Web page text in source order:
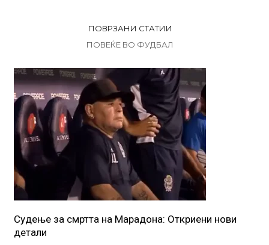
ПОВРЗАНИ СТАТИИ
ПОВЕЌЕ ВО ФУДБАЛ
Судење за смртта на Марадона: Откриени нови
детали